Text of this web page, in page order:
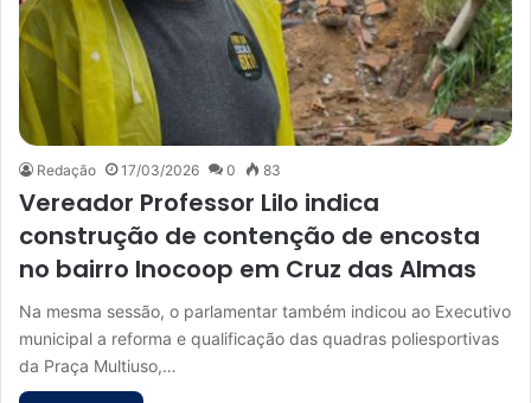
Redação 17/03/2026 0 83
Vereador Professor Lilo indica
construção de contenção de encosta
no bairro Inocoop em Cruz das Almas
Na mesma sessão, o parlamentar também indicou ao Executivo
municipal a reforma e qualificação das quadras poliesportivas
da Praça Multiuso,…